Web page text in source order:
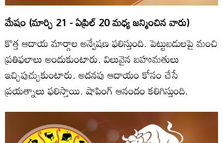
మేషం (మార్చి 21 - ఏప్రిల్‌ 20 మధ్య జన్మించిన వారు)
కొత్త ఆదాయ మార్గాల అన్వేషణ ఫలిస్తుంది. పెట్టుబడులపై మంచి
ప్రతిఫలాలు అందుకుంటారు. విలువైన బహుమతులు
ఇచ్చిపుచ్చుకుంటారు. అదనపు ఆదాయం కోసం చేసే
ప్రయత్నాలు ఫలిస్తాయి. షాపింగ్‌ ఆనందం కలిగిస్తుంది.